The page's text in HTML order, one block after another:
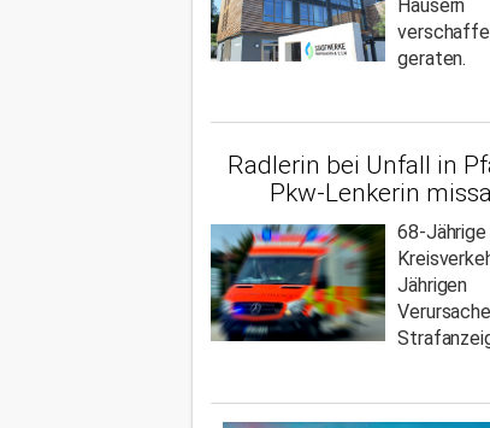
geraten.
Radlerin bei Unfall in
Pkw-Lenkerin
68-